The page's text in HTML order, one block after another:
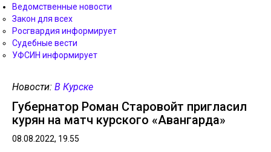
Ведомственные новости
Закон для всех
Росгвардия информирует
Судебные вести
УФСИН информирует
Новости: В Курске
Губернатор Роман Старовойт пригласил
курян на матч курского «Авангарда»
08.08.2022, 19.55